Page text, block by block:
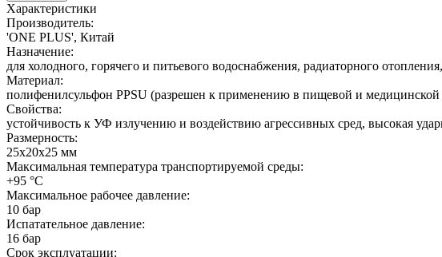
Характеристики
Производитель:
'ONE PLUS', Китай
Назначение:
для холодного, горячего и питьевого водоснабжения, радиаторного
Материал:
полифенилсульфон PPSU (разрешен к применению в пищевой и
Свойства:
устойчивость к УФ излучению и воздействию агрессивных сред, высокая
Размерность:
25х20х25 мм
Максимальная температура транспортируемой среды:
+95 °C
Максимальное рабочее давление:
10 бар
Испатательное давление:
16 бар
Срок эксплуатации: